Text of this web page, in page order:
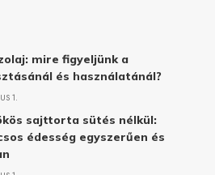
mire figyeljünk a
és használatánál?
1.
sajttorta sütés nélkül:
édesség egyszerűen és